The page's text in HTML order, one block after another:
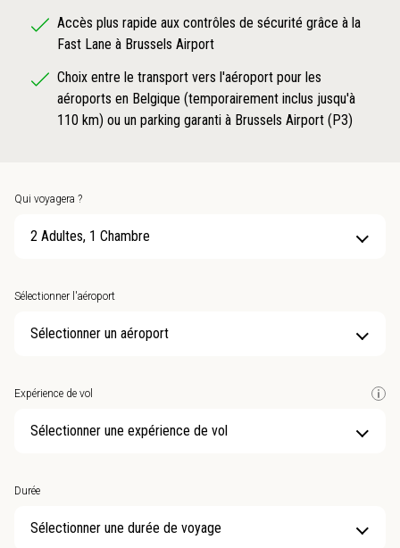
Accès plus rapide aux contrôles de sécurité grâce à la
Fast Lane à Brussels Airport
Choix entre le transport vers l'aéroport pour les
aéroports en Belgique (temporairement inclus jusqu'à
110 km) ou un parking garanti à Brussels Airport (P3)
Qui voyagera ?
2 Adultes, 1 Chambre
Sélectionner l'aéroport
Sélectionner un aéroport
Expérience de vol
Sélectionner une expérience de vol
Durée
Sélectionner une durée de voyage